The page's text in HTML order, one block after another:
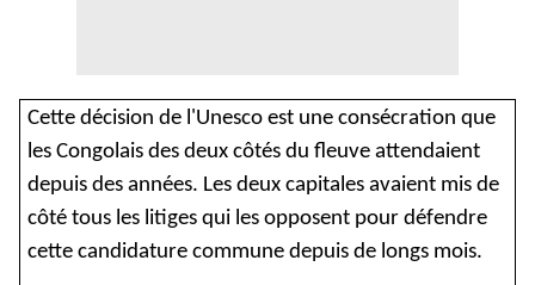
Cette décision de l'Unesco est une consécration que
les Congolais des deux côtés du fleuve attendaient
depuis des années. Les deux capitales avaient mis de
côté tous les litiges qui les opposent pour défendre
cette candidature commune depuis de longs mois.